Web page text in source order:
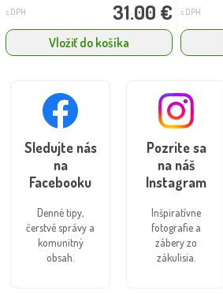
s DPH 31.00 €
Vložiť do košíka
s DPH
Sledujte nás
na
Facebooku
Denné tipy,
čerstvé správy a
komunitný
obsah.
Pozrite sa
na náš
Instagram
Inšpiratívne
fotografie a
zábery zo
zákulisia.